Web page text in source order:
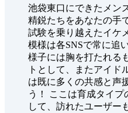
池袋東口にできたメン
精鋭たちをあなたの手
試験を乗り越えたイケ
模様は各SNSで常に追
様子には胸を打たれる
トとして、またアイド
は既に多くの共感と声
う！ ここは育成タイ
して、訪れたユーザー